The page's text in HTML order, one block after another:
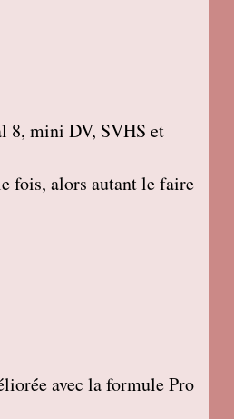
8, mini DV, SVHS et
fois, alors autant le faire
avec la formule Pro